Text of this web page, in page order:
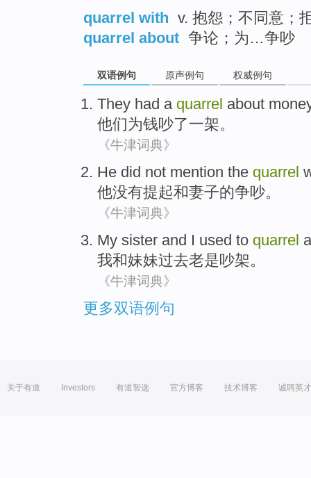
quarrel with v. 抱怨；不同意；
quarrel about 争论；为…争吵
双语例句 原声例句 权威例句
They had a quarrel about
他们为钱吵了一架。
《牛津词典》
He did not mention the quarrel
他没有提起和妻子的争吵。
《牛津词典》
My sister and I used to quarrel
我和妹妹过去老是吵架。
《牛津词典》
更多双语例句
关于有道 Investors 有道智选 官方博客 技术博客 诚聘英才